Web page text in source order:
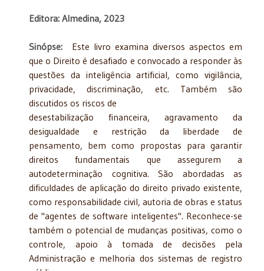
Editora: Almedina, 2023
Sinópse:
Este livro examina diversos aspectos em
que o Direito é desafiado e convocado a responder às
questões da inteligência artificial, como vigilância,
privacidade, discriminação, etc. Também são
discutidos os riscos de
desestabilização financeira, agravamento da
desigualdade e restrição da liberdade de
pensamento, bem como propostas para garantir
direitos fundamentais que assegurem a
autodeterminação cognitiva. São abordadas as
dificuldades de aplicação do direito privado existente,
como responsabilidade civil, autoria de obras e status
de "agentes de software inteligentes". Reconhece-se
também o potencial de mudanças positivas, como o
controle, apoio à tomada de decisões pela
Administração e melhoria dos sistemas de registro